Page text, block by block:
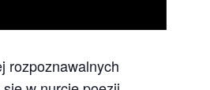
rozpoznawalnych